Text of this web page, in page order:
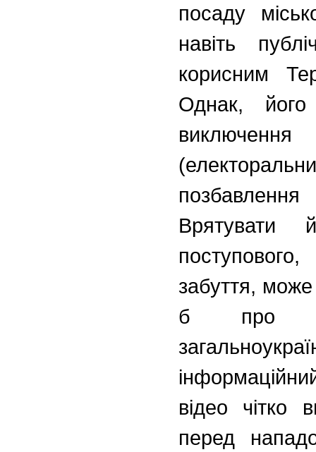
посаду
навіть
корисним
Однак, його
Врятувати
забуття,
б про
відео чітко
перед